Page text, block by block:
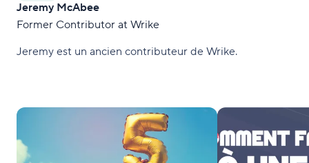
Jeremy McAbee
Former Contributor at Wrike
Jeremy est un ancien contributeur de Wrike.